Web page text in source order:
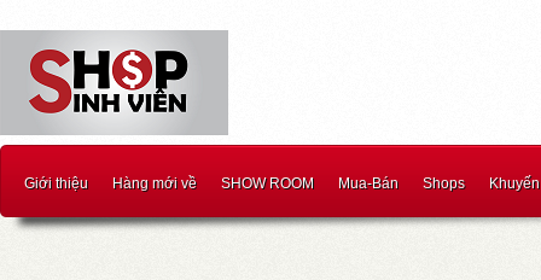
Giới thiệu Hàng mới về SHOW ROOM Mua-Bán Shops